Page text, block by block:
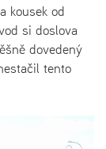
kousek od
si doslova
dovedený
tento